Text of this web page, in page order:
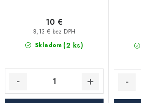
Skladom (2 ks)
8,13 € bez DPH
10 €